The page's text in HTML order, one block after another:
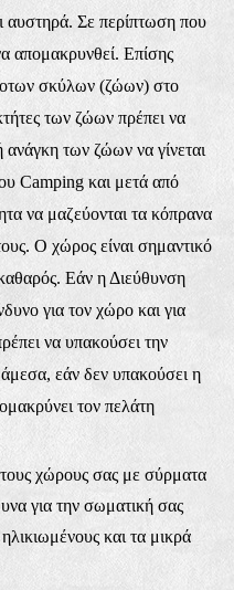
αυστηρά. Σε περίπτωση που
απομακρυνθεί. Επίσης
σκύλων (ζώων) στο
των ζώων πρέπει να
των ζώων να γίνεται
Camping και μετά από
να μαζεύονται τα κόπρανα
Ο χώρος είναι σημαντικό
καθαρός. Εάν η Διεύθυνση
για τον χώρο και για
να υπακούσει την
εάν δεν υπακούσει η
τον πελάτη
χώρους σας με σύρματα
για την σωματική σας
ηλικιωμένους και τα μικρά